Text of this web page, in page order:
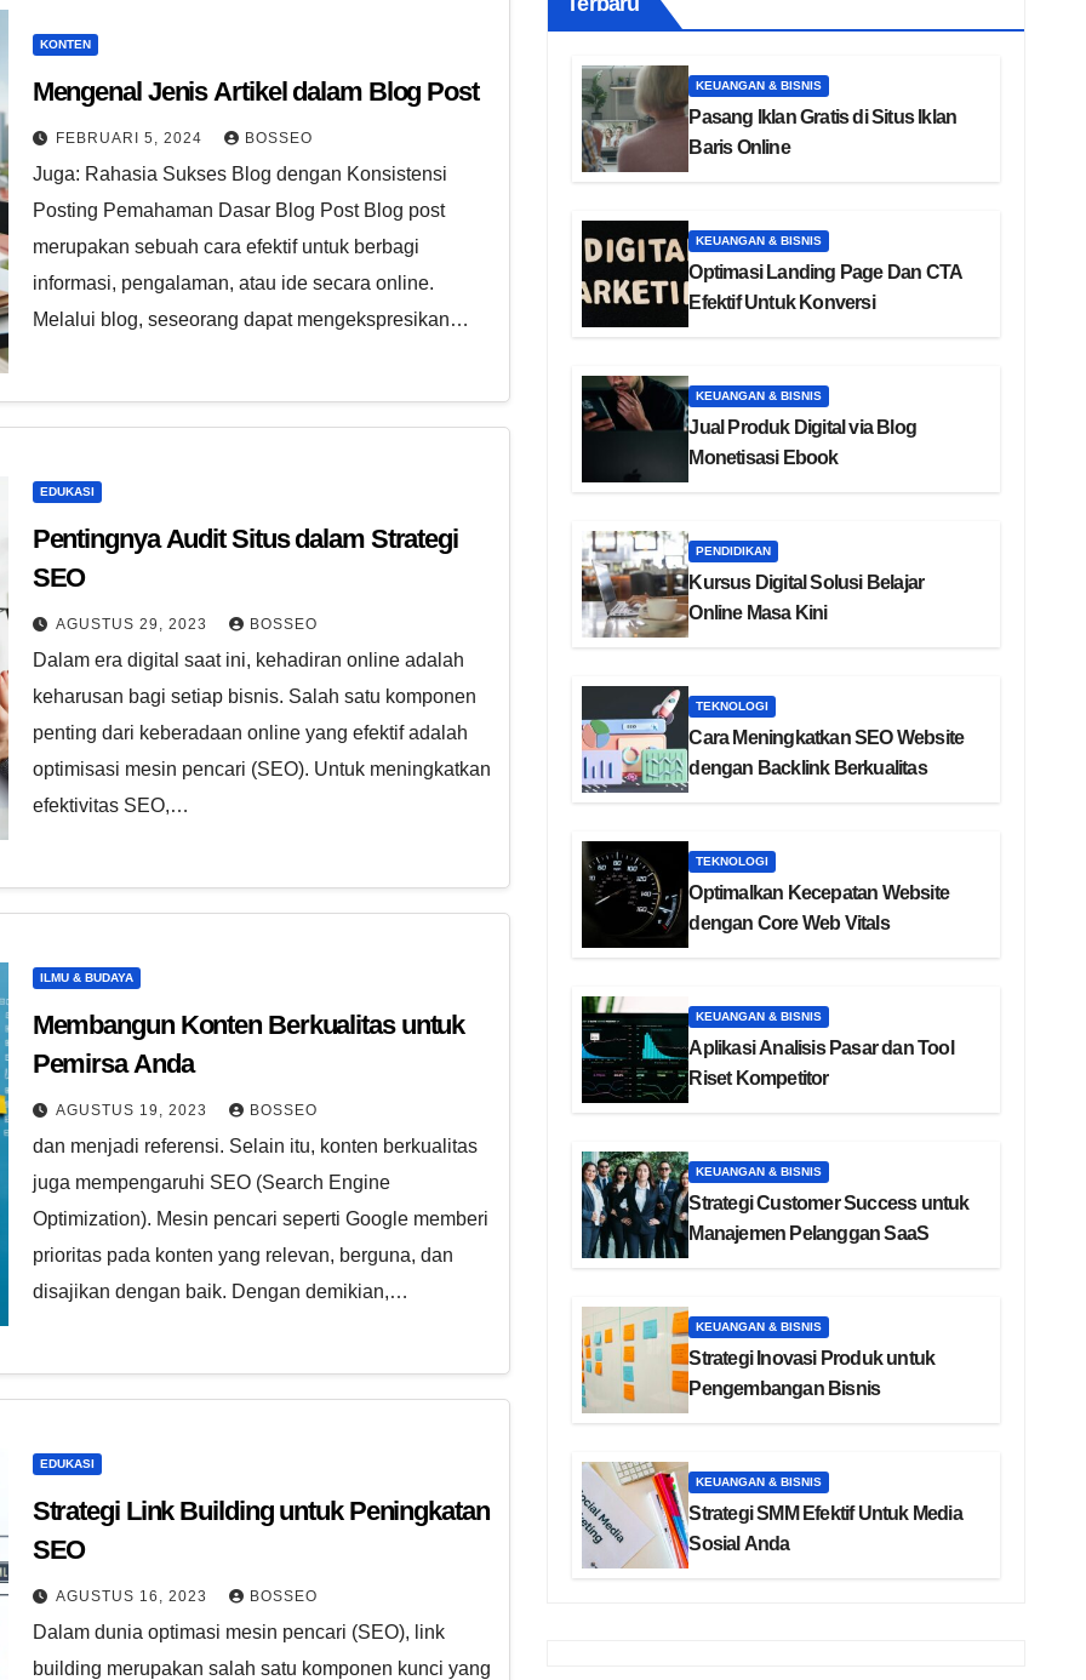
KONTEN
Mengenal Jenis Artikel dalam Blog Post
FEBRUARI 5, 2024 BOSSEO
Juga: Rahasia Sukses Blog dengan Konsistensi
Posting Pemahaman Dasar Blog Post Blog post
merupakan sebuah cara efektif untuk berbagi
informasi, pengalaman, atau ide secara online.
Melalui blog, seseorang dapat mengekspresikan…
EDUKASI
Pentingnya Audit Situs dalam Strategi
SEO
AGUSTUS 29, 2023 BOSSEO
Dalam era digital saat ini, kehadiran online adalah
keharusan bagi setiap bisnis. Salah satu komponen
penting dari keberadaan online yang efektif adalah
optimisasi mesin pencari (SEO). Untuk meningkatkan
efektivitas SEO,…
ILMU & BUDAYA
Membangun Konten Berkualitas untuk
Pemirsa Anda
AGUSTUS 19, 2023 BOSSEO
dan menjadi referensi. Selain itu, konten berkualitas
juga mempengaruhi SEO (Search Engine
Optimization). Mesin pencari seperti Google memberi
prioritas pada konten yang relevan, berguna, dan
disajikan dengan baik. Dengan demikian,…
EDUKASI
Strategi Link Building untuk Peningkatan
SEO
AGUSTUS 16, 2023 BOSSEO
Dalam dunia optimasi mesin pencari (SEO), link
building merupakan salah satu komponen kunci yang
KEUANGAN & BISNIS
Pasang Iklan Gratis di Situs Iklan
Baris Online
KEUANGAN & BISNIS
Optimasi Landing Page Dan CTA
Efektif Untuk Konversi
KEUANGAN & BISNIS
Jual Produk Digital via Blog
Monetisasi Ebook
PENDIDIKAN
Kursus Digital Solusi Belajar
Online Masa Kini
TEKNOLOGI
Cara Meningkatkan SEO Website
dengan Backlink Berkualitas
TEKNOLOGI
Optimalkan Kecepatan Website
dengan Core Web Vitals
KEUANGAN & BISNIS
Aplikasi Analisis Pasar dan Tool
Riset Kompetitor
KEUANGAN & BISNIS
Strategi Customer Success untuk
Manajemen Pelanggan SaaS
KEUANGAN & BISNIS
Strategi Inovasi Produk untuk
Pengembangan Bisnis
KEUANGAN & BISNIS
Strategi SMM Efektif Untuk Media
Sosial Anda